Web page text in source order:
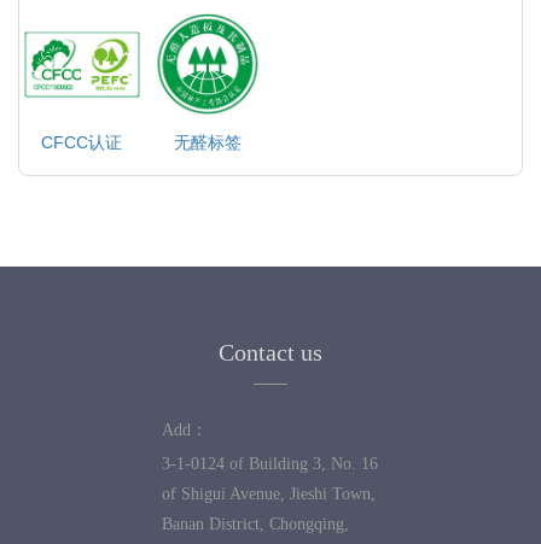
CFCC认证 无醛标签
Contact us
Add：
3-1-0124 of Building 3, No. 16
of Shigui Avenue, Jieshi Town,
Banan District, Chongqing,